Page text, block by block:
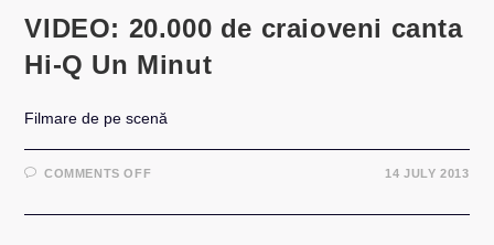
VIDEO: 20.000 de craioveni canta
Hi-Q Un Minut
Filmare de pe scenă
COMMENTS OFFON
DE
14 JULY 2013